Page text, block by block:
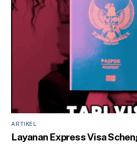
ARTIKEL
Layanan Express Visa